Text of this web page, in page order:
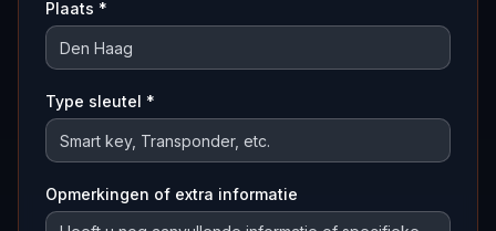
Plaats *
Type sleutel *
Opmerkingen of extra informatie